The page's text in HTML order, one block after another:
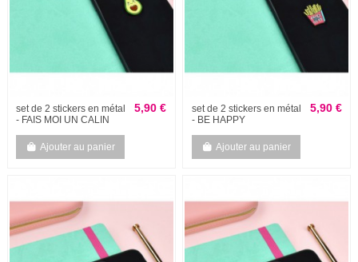
set de 2 stickers en métal
- FAIS MOI UN CALIN
5,90 €
Ajouter au panier
set de 2 stickers en métal
- BE HAPPY
5,90 €
Ajouter au panier